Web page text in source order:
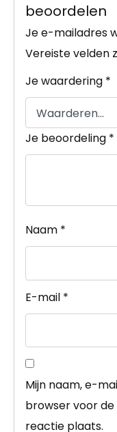
beoordelen
Je e-mailadres
Vereiste velden
Je waardering *
Je beoordeling *
Naam *
E-mail *
Mijn naam, e-
browser voor
reactie plaats.